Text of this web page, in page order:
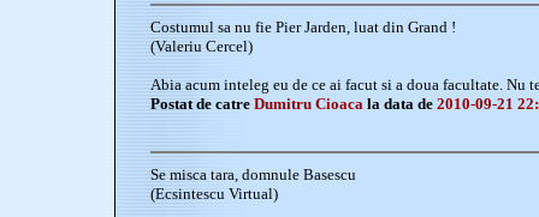
Costumul sa nu fie Pier Jarden, luat din Grand !
(Valeriu Cercel)
Abia acum inteleg eu de ce ai facut si a doua facultate. Nu
Postat de catre Dumitru Cioaca la data de 2010-09-21
Se misca tara, domnule Basescu
(Ecsintescu Virtual)